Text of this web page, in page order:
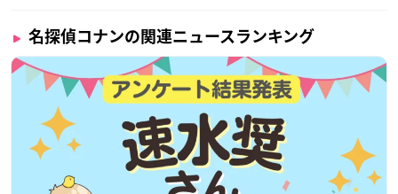
名探偵コナンの関連ニュースランキング